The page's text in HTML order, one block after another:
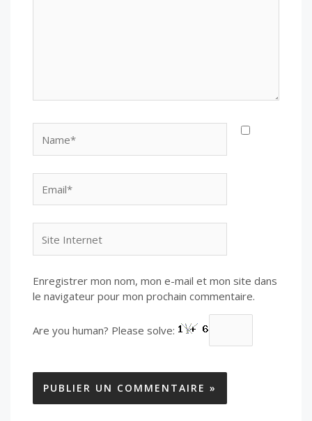
Internet
Enregistrer mon nom, mon e-mail et mon site dans
le navigateur pour mon prochain commentaire.
Are you human? Please solve: